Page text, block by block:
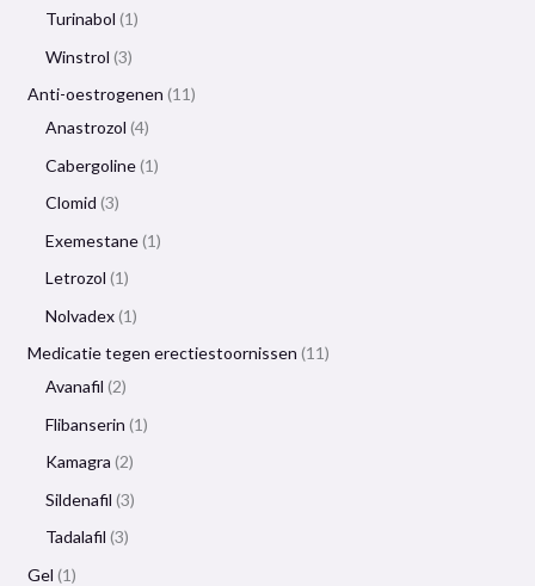
Turinabol 1
Winstrol 3
Anti-oestrogenen 11
Anastrozol 4
Cabergoline 1
Clomid 3
Exemestane 1
Letrozol 1
Nolvadex 1
Medicatie tegen erectiestoornissen 11
Avanafil 2
Flibanserin 1
Kamagra 2
Sildenafil 3
Tadalafil 3
Gel 1